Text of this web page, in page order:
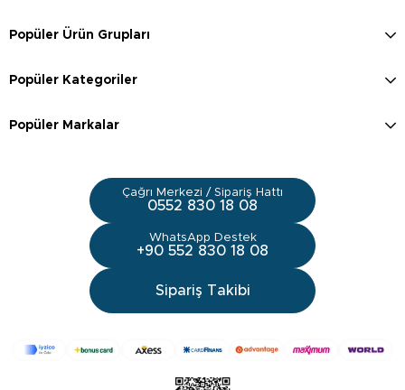
Popüler Ürün Grupları
Popüler Kategoriler
Popüler Markalar
Çağrı Merkezi / Sipariş Hattı
0552 830 18 08
WhatsApp Destek
+90 552 830 18 08
Sipariş Takibi